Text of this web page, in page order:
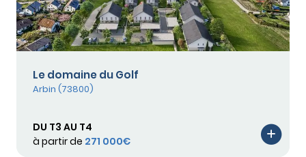
Le domaine du Golf
Arbin (73800)
DU T3 AU T4
à partir de 271 000€